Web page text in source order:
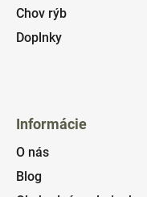
Chov rýb
Doplnky
Informácie
O nás
Blog